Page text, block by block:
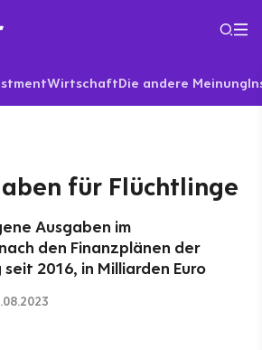
WirtschaftDie andere Meinung
für Flüchtlinge
Ausgaben im
den Finanzplänen der
2016, in Milliarden Euro